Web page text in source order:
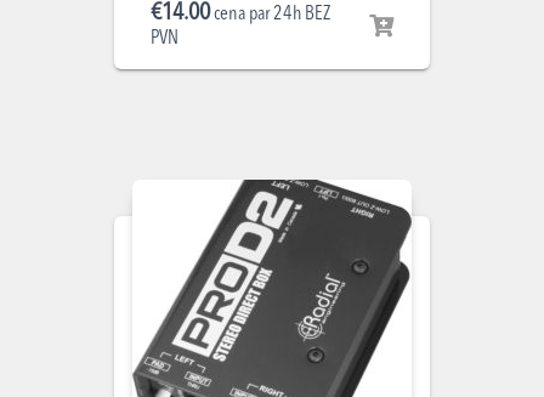
€14.00cena par 24h BEZ
PVN